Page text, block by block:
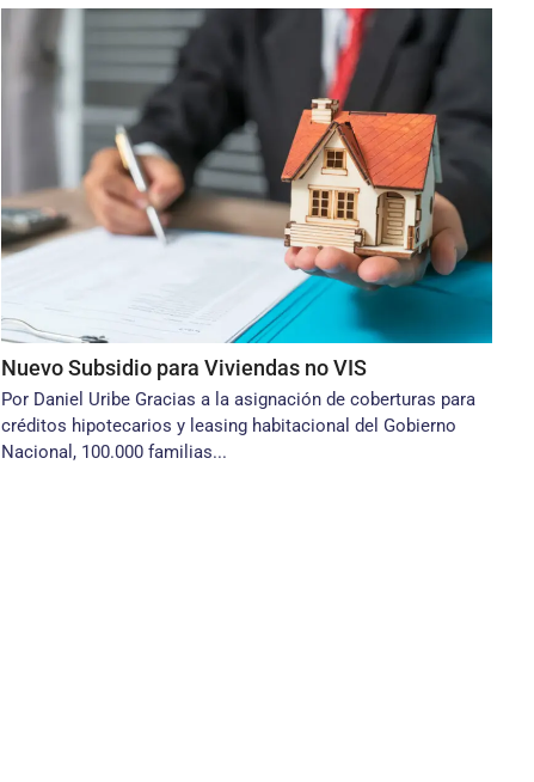
Nuevo Subsidio para Viviendas no VIS
Por Daniel Uribe Gracias a la asignación de coberturas para
créditos hipotecarios y leasing habitacional del Gobierno
Nacional, 100.000 familias...